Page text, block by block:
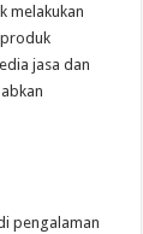
melakukan
jasa dan
pengalaman